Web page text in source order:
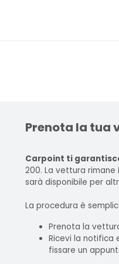
Prenota la tua
Carpoint ti
200. La vettura
sarà disponibile per
La procedura è
Prenota la
Ricevi la notifica
fissare un